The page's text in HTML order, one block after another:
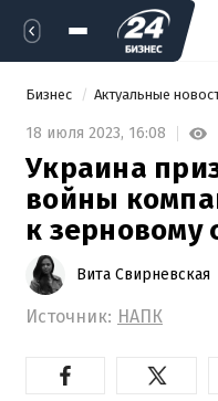
Бизнес Актуальные
18 июля 2023, 16:08
Украина
войны
к зерновому
Вита Свирневская
Источник: НАПК